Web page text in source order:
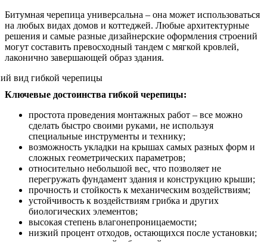
Битумная черепица универсальна – она может использоваться
на любых видах домов и коттеджей. Любые архитектурные
решения и самые разные дизайнерские оформления строений
могут составить превосходный тандем с мягкой кровлей,
лаконично завершающей образ здания.
Ключевые достоинства гибкой черепицы:
простота проведения монтажных работ – все можно
сделать быстро своими руками, не используя
специальные инструменты и технику;
возможность укладки на крышах самых разных форм и
сложных геометрических параметров;
относительно небольшой вес, что позволяет не
перегружать фундамент здания и конструкцию крыши;
прочность и стойкость к механическим воздействиям;
устойчивость к воздействиям грибка и других
биологических элементов;
высокая степень влагонепроницаемости;
низкий процент отходов, остающихся после установки;